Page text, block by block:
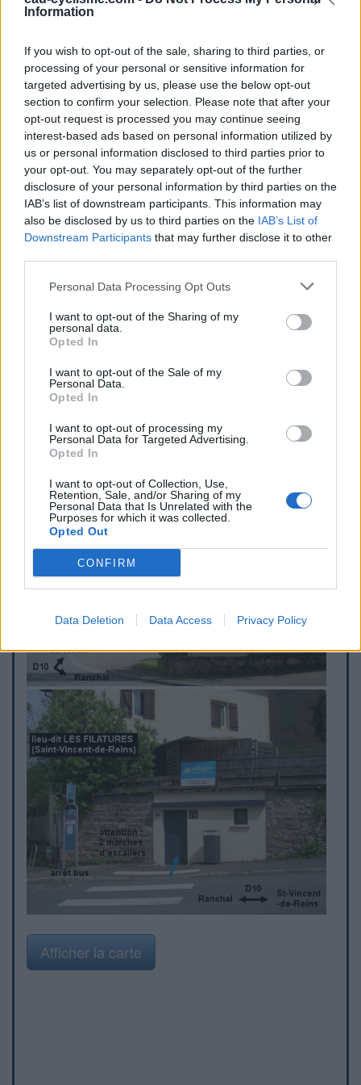
Information
If you wish to opt-out of the sale, sharing to third parties, or
processing of your personal or sensitive information for
targeted advertising by us, please use the below opt-out
section to confirm your selection. Please note that after your
opt-out request is processed you may continue seeing
interest-based ads based on personal information utilized by
us or personal information disclosed to third parties prior to
your opt-out. You may separately opt-out of the further
disclosure of your personal information by third parties on the
IAB’s list of downstream participants. This information may
also be disclosed by us to third parties on the IAB’s List of
Downstream Participants that may further disclose it to other
Personal Data Processing Opt Outs
I want to opt-out of the Sharing of my
personal data.
Opted In
I want to opt-out of the Sale of my
Personal Data.
Opted In
I want to opt-out of processing my
Personal Data for Targeted Advertising.
Opted In
I want to opt-out of Collection, Use,
Retention, Sale, and/or Sharing of my
Personal Data that Is Unrelated with the
Purposes for which it was collected.
Opted Out
CONFIRM
Data Deletion Data Access Privacy Policy
ça appuie ainsi sur un bouton derrière qui commande
l'écoulement de l'eau (pour voir une photo d'un mécanisme
Chassenard, halte nautique), on peut ainsi remplir y compris
des très grands bidons. 2) En provenance de Cublize sur la
D504 puis la D10, à l'approche du village de Saint-Vincent-
de-Reins ne plus suivre sa direction (sur la D108 à gauche)
mais continuer tout droit sur la D10 en direction du lieu-dit
Les Filatures. Beaucoup plus loin et après le rond-point
(continuer tout droit) avec la D9 qui arrive à droite de Saint-
Bonnet-le-Troncy et sa suite à gauche qui va vers Saint-
Vincent-de-Reins, une fois dans le lieu-dit, 240 mètres
après le panneau de début on sera au niveau de l'entrée
des toilettes côté droit juste avant l'arrêt de bus et un
passage piéton qui traverse vers l'abribus situé de l'autre
côté, on verra aussi la cheminée côté gauche quelques
mètres plus loin. 3) En provenance du col du pavillon sur la
D108, au carrefour en T avec la D9 qui arrive à droite de
Thizy, tourner à gauche pour entrer dans le village. Ensuite
au carrefour à droite avec la suite de la D108 (en direction
du centre du village, puis de Cublize) continuer tout droit en
direction de Ranchal puis au rond-point après le village,
du lieu-dit Les Filatures. On trouvera les toilettes côté droit
comme au point 2.
Repères visuels
Afficher la carte